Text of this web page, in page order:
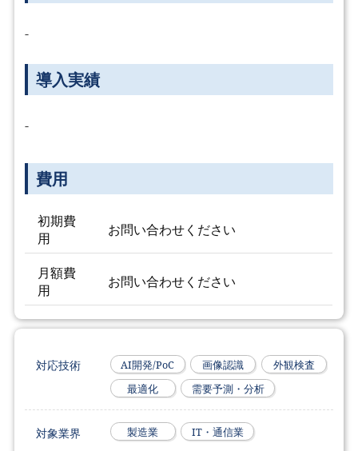
-
導入実績
-
費用
初期費
用
お問い合わせください
月額費
用
お問い合わせください
対応技術 AI開発/PoC 画像認識
外観検査
最適化
需要予測・分析
対象業界 製造業 IT・通信業